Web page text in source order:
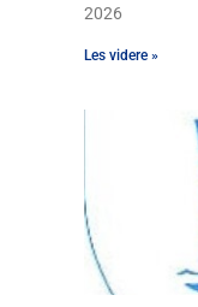
2026
Les videre »